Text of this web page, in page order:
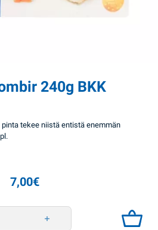
240g BKK
tekee niistä entistä enemmän
7,00€